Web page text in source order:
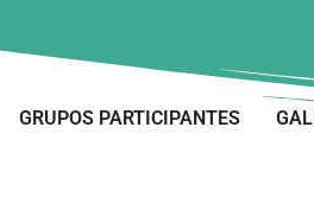
GRUPOS PARTICIPANTES